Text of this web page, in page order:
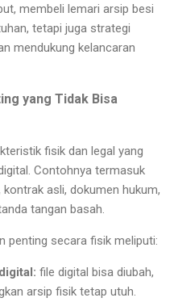
membeli lemari arsip besi
tetapi juga strategi
mendukung kelancaran
yang Tidak Bisa
fisik dan legal yang
Contohnya termasuk
asli, dokumen hukum,
tangan basah.
penting secara fisik meliputi:
file digital bisa diubah,
arsip fisik tetap utuh.